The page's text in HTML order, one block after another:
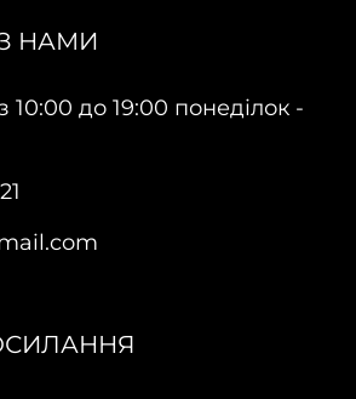
НАМИ
до 19:00 понеділок -